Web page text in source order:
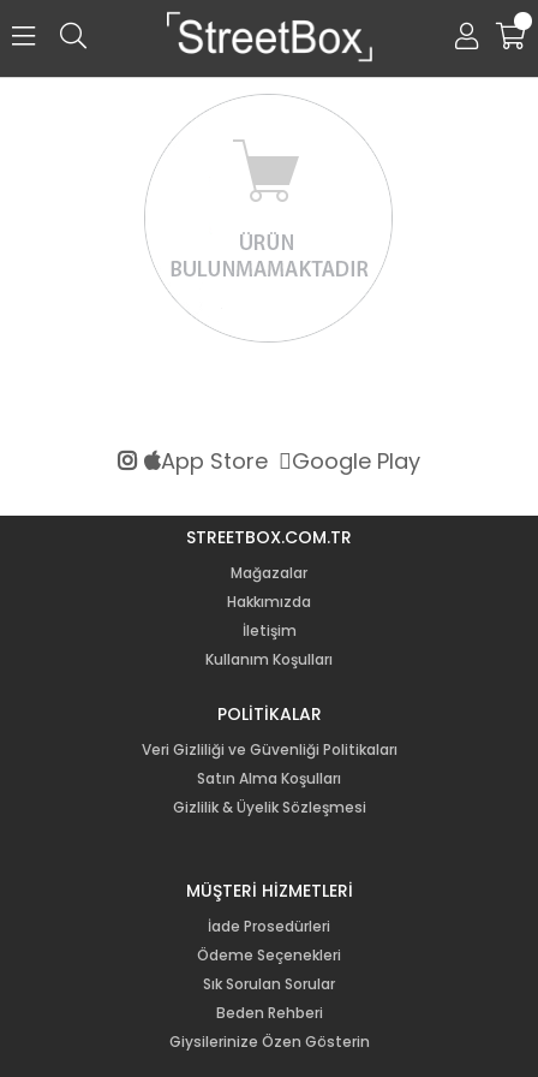
0
App Store Google Play
STREETBOX.COM.TR
Mağazalar
Hakkımızda
İletişim
Kullanım Koşulları
POLİTİKALAR
Veri Gizliliği ve Güvenliği Politikaları
Satın Alma Koşulları
Gizlilik & Üyelik Sözleşmesi
MÜŞTERİ HİZMETLERİ
İade Prosedürleri
Ödeme Seçenekleri
Sık Sorulan Sorular
Beden Rehberi
Giysilerinize Özen Gösterin